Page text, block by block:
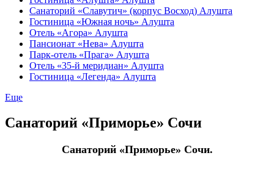
Санаторий «Славутич» (корпус Восход) Алушта
Гостиница «Южная ночь» Алушта
Отель «Агора» Алушта
Пансионат «Нева» Алушта
Парк-отель «Прага» Алушта
Отель «35-й меридиан» Алушта
Гостиница «Легенда» Алушта
Еще
Санаторий «Приморье» Сочи
Санаторий «Приморье» Сочи.